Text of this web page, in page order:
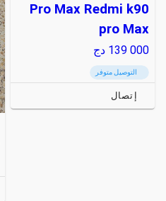
Pro Max Redmi k90
pro Max
139 000 دج
التوصيل متوفر
إتصال